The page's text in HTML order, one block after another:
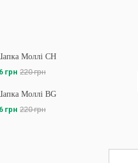
Моллі CH
грн 220 грн
Моллі BG
грн 220 грн